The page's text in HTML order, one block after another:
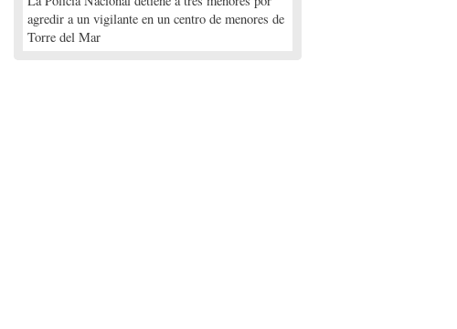
agredir a un vigilante en un centro de menores de
Torre del Mar